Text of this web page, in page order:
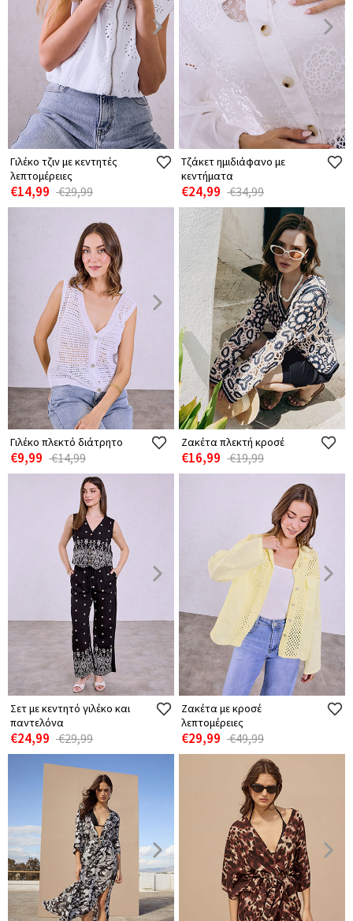
Γιλέκο τζιν με κεντητές
λεπτομέρειες
€14,99 €29,99
Τζάκετ ημιδιάφανο με
κεντήματα
€24,99 €34,99
Γιλέκο πλεκτό διάτρητο
€9,99 €14,99
Ζακέτα πλεκτή κροσέ
€16,99 €19,99
Σετ με κεντητό γιλέκο και
παντελόνα
€24,99 €29,99
Ζακέτα με κροσέ
λεπτομέρειες
€29,99 €49,99